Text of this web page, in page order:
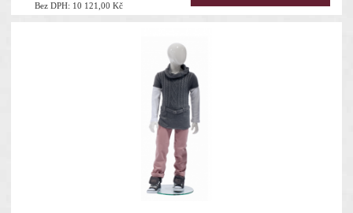
Bez DPH: 10 121,00Kč